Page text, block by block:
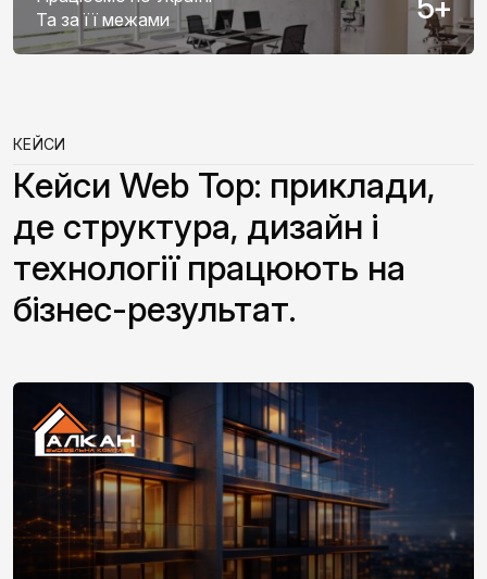
Та за її межами
КЕЙСИ
Кейси Web Top: приклади,
де структура, дизайн і
технології працюють на
бізнес-результат.